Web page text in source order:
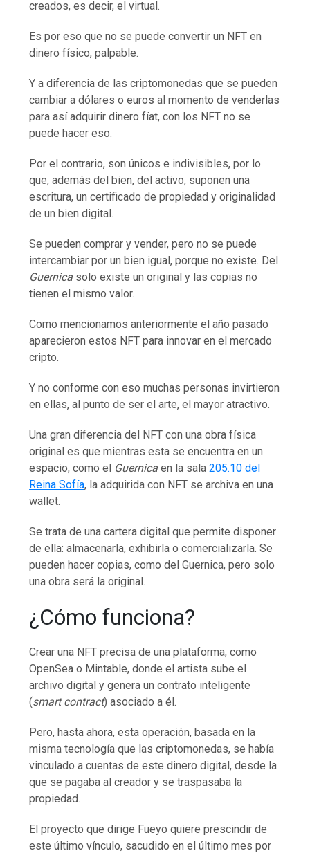
creados, es decir, el virtual.
Es por eso que no se puede convertir un NFT en
dinero físico, palpable.
Y a diferencia de las criptomonedas que se pueden
cambiar a dólares o euros al momento de venderlas
para así adquirir dinero fíat, con los NFT no se
puede hacer eso.
Por el contrario, son únicos e indivisibles, por lo
que, además del bien, del activo, suponen una
escritura, un certificado de propiedad y originalidad
de un bien digital.
Se pueden comprar y vender, pero no se puede
intercambiar por un bien igual, porque no existe. Del
Guernica solo existe un original y las copias no
tienen el mismo valor.
Como mencionamos anteriormente el año pasado
aparecieron estos NFT para innovar en el mercado
cripto.
Y no conforme con eso muchas personas invirtieron
en ellas, al punto de ser el arte, el mayor atractivo.
Una gran diferencia del NFT con una obra física
original es que mientras esta se encuentra en un
espacio, como el Guernica en la sala205.10 del
Reina Sofía, la adquirida con NFT se archiva en una
wallet.
Se trata de una cartera digital que permite disponer
de ella: almacenarla, exhibirla o comercializarla. Se
pueden hacer copias, como del Guernica, pero solo
una obra será la original.
¿Cómo funciona?
Crear una NFT precisa de una plataforma, como
OpenSea o Mintable, donde el artista sube el
archivo digital y genera un contrato inteligente
(smart contract) asociado a él.
Pero, hasta ahora, esta operación, basada en la
misma tecnología que las criptomonedas, se había
vinculado a cuentas de este dinero digital, desde la
que se pagaba al creador y se traspasaba la
propiedad.
El proyecto que dirige Fueyo quiere prescindir de
este último vínculo, sacudido en el último mes por